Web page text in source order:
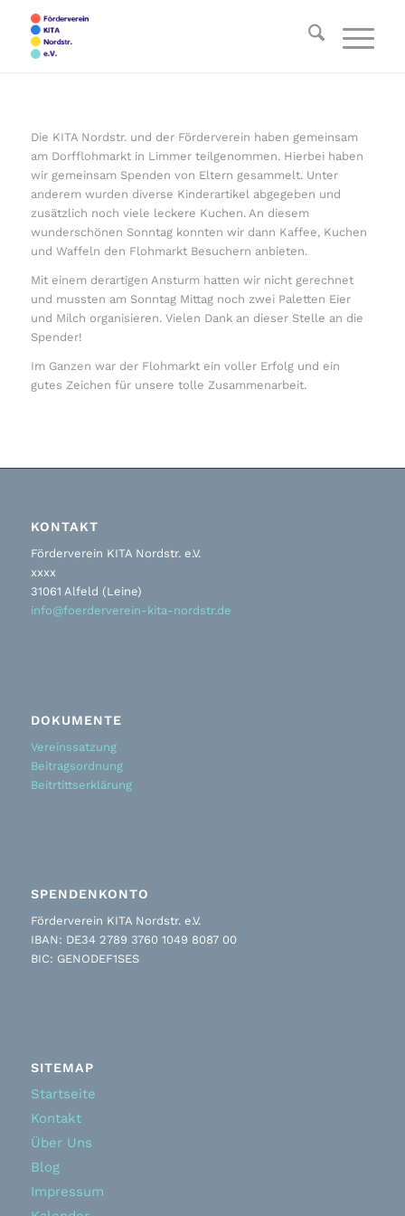
Die KITA Nordstr. und der Förderverein haben gemeinsam
am Dorfflohmarkt in Limmer teilgenommen. Hierbei haben
wir gemeinsam Spenden von Eltern gesammelt. Unter
anderem wurden diverse Kinderartikel abgegeben und
zusätzlich noch viele leckere Kuchen. An diesem
wunderschönen Sonntag konnten wir dann Kaffee, Kuchen
und Waffeln den Flohmarkt Besuchern anbieten.
Mit einem derartigen Ansturm hatten wir nicht gerechnet
und mussten am Sonntag Mittag noch zwei Paletten Eier
und Milch organisieren. Vielen Dank an dieser Stelle an die
Spender!
Im Ganzen war der Flohmarkt ein voller Erfolg und ein
gutes Zeichen für unsere tolle Zusammenarbeit.
KONTAKT
Förderverein KITA Nordstr. e.V.
xxxx
31061 Alfeld (Leine)
info@foerderverein-kita-nordstr.de
DOKUMENTE
Vereinssatzung
Beitragsordnung
Beitrtittserklärung
SPENDENKONTO
Förderverein KITA Nordstr. e.V.
IBAN: DE34 2789 3760 1049 8087 00
BIC: GENODEF1SES
SITEMAP
Startseite
Kontakt
Über Uns
Blog
Impressum